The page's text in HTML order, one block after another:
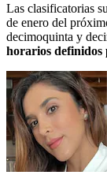
Las clasificatorias
de enero del
decimoquinta y
horarios definidos